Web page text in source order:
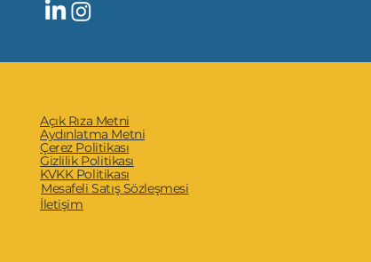
Açık Rıza Metni
Aydınlatma Metni
Çerez Politikası
Gizlilik Politikası
KVKK Politikası
Mesafeli Satış Sözleşmesi
İletişim